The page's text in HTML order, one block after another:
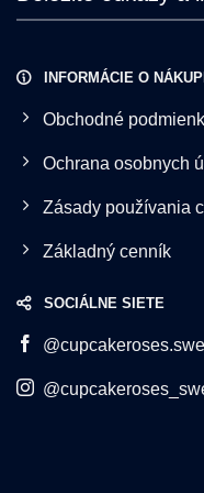
INFORMÁCIE O
Obchodné
Ochrana osobnych
Zásady používania
Základný cenník
SOCIÁLNE SIETE